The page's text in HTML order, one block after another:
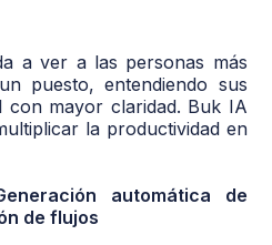
a ver a las personas más
puesto, entendiendo sus
con mayor claridad. Buk IA
la productividad en
automática de
de flujos